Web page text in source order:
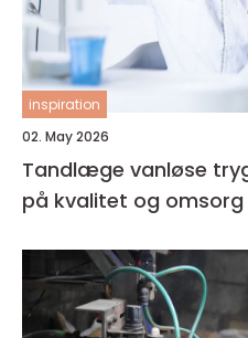
inspiration
02. May 2026
Tandlæge vanløse tryg tandpleje med fokus
på kvalitet og omsorg